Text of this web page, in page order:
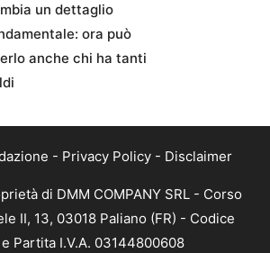
un dettaglio
ora può
anche chi ha tanti
- Privacy Policy - Disclaimer
di DMM COMPANY SRL - Corso
II, 13, 03018 Paliano (FR) - Codice
Partita I.V.A. 03144800608